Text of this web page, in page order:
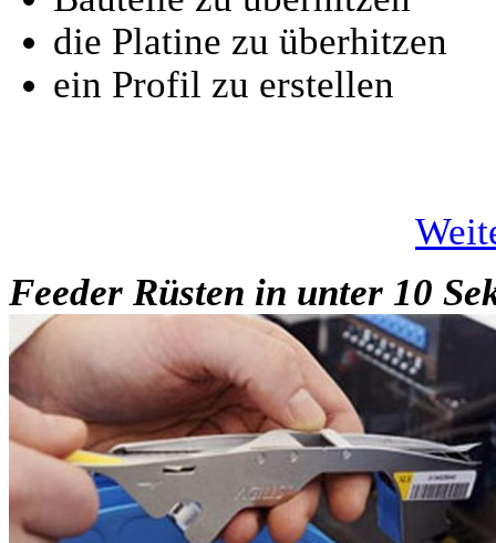
die Platine zu überhitzen
ein Profil zu erstellen
Feeder Rüsten in unter 10